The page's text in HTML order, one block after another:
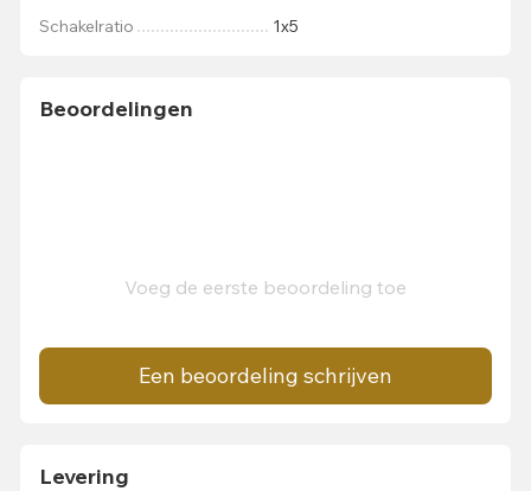
Schakelratio 1x5
Beoordelingen
Voeg de eerste beoordeling toe
Een beoordeling schrijven
Levering